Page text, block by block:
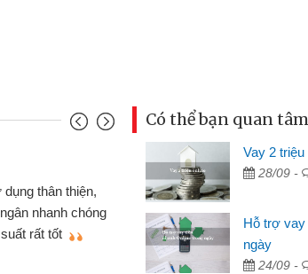
chiếc xe wave
CMND online
giới thiệu cho bạn
Mai
Tôi
sinh
thấy
Lâm
Có thể bạn quan
Vay 2
28/09 -
Hỗ trợ vay
ngày
24/09 -